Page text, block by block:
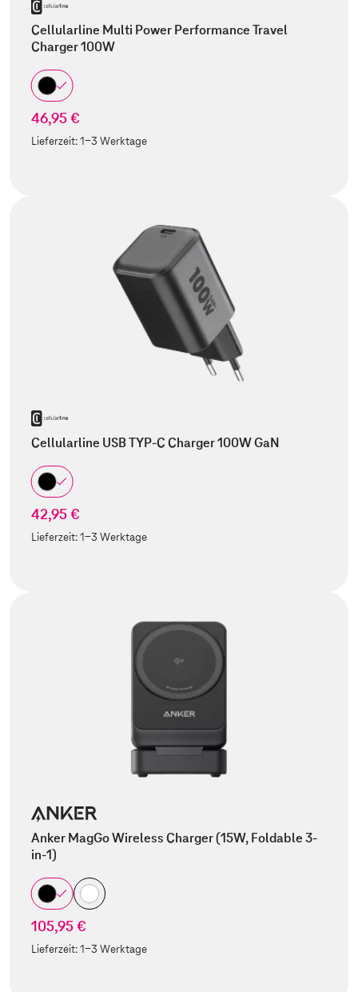
Cellularline Multi Power Performance Travel
Charger 100W
46,95 €
Lieferzeit:1-3 Werktage
Cellularline USB TYP-C Charger 100W GaN
42,95 €
Lieferzeit:1-3 Werktage
Anker MagGo Wireless Charger (15W, Foldable 3-
in-1)
105,95 €
Lieferzeit:1-3 Werktage